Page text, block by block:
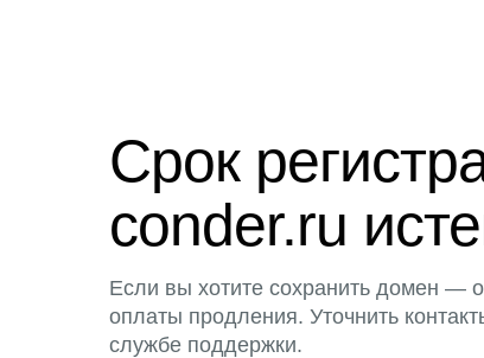
Срок
conder.ru
Если вы хотите сохранить домен —
оплаты продления. Уточнить
службе поддержки.